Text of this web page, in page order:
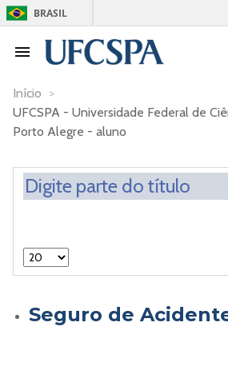
BRASIL
Início >
UFCSPA - Universidade Federal de
Porto Alegre - aluno
Seguro de